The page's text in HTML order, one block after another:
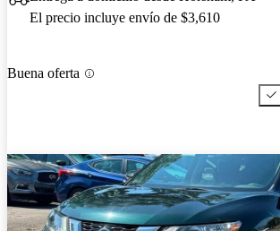
El precio incluye envío de $3,610
Buena oferta